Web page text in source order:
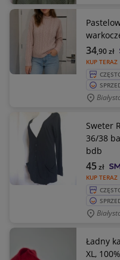
KUP TERAZ
34,90zł
Sweter
36/38
bdb
KUP TERAZ
45zł
Ładny
XL,